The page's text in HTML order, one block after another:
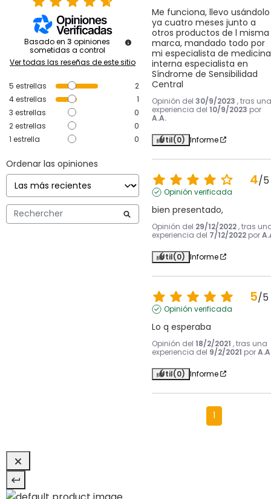
Basado en 3 opiniones
sometidas a control
Ver todas las reseñas de este sitio
5 estrellas
2
4estrellas
1
3 estrellas
0
2estrellas
0
1 estrella 0
Ordenar las opiniones
Me funciona, llevo usándolo
ya cuatro meses junto a
otros productos de l misma
marca, mandado todo por
mi especialista de medicina
interna especialista en
Síndrome de Sensibilidad
Central
Opinión del 30/9/2023 , tras una
experiencia del 10/9/2023 por
A.A.
Útil(0) Informe
4/5
Opinión verificada
bien presentado,
Opinión del 29/12/2022 , tras
experiencia del 7/12/2022 por
Útil(0) Informe
5/5
Opinión verificada
Lo q esperaba
Opinión del 18/2/2021 , tras una
experiencia del 9/2/2021 por
Útil(0) Informe
1